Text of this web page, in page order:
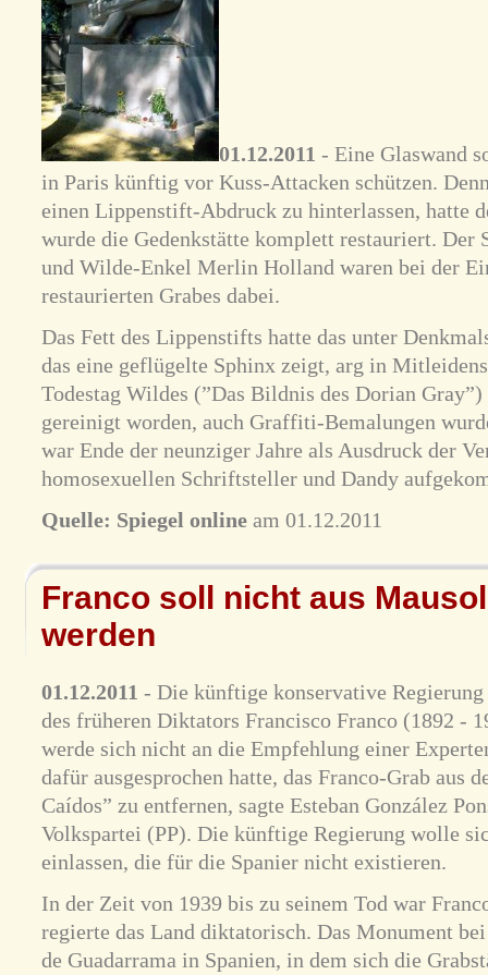
01.12.2011 - Eine Glaswand
in Paris künftig vor Kuss-Attacken schützen.
einen Lippenstift-Abdruck zu hinterlassen, hatte
wurde die Gedenkstätte komplett restauriert. Der
und Wilde-Enkel Merlin Holland waren bei der
restaurierten Grabes dabei.
Das Fett des Lippenstifts hatte das unter
das eine geflügelte Sphinx zeigt, arg in
Todestag Wildes (”Das Bildnis des Dorian
gereinigt worden, auch Graffiti-Bemalungen
war Ende der neunziger Jahre als Ausdruck der
homosexuellen Schriftsteller und Dandy
Quelle: Spiegel onlineam 01.12.2011
Franco soll nicht aus
werden
01.12.2011 - Die künftige konservative
des früheren Diktators Francisco Franco (1892 -
werde sich nicht an die Empfehlung einer
dafür ausgesprochen hatte, das Franco-Grab aus
Caídos” zu entfernen, sagte Esteban González
Volkspartei (PP). Die künftige Regierung wolle
einlassen, die für die Spanier nicht existieren.
In der Zeit von 1939 bis zu seinem Tod war
regierte das Land diktatorisch. Das Monument
de Guadarrama in Spanien, in dem sich die